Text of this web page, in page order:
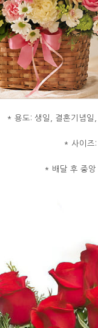
* 용도: 생일, 결혼기념일
* 사이즈
* 배달 후 중앙